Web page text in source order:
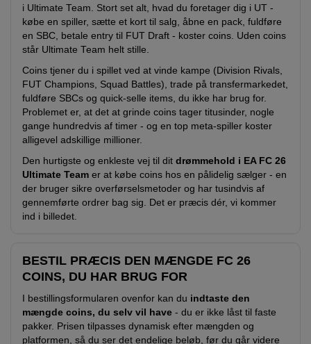
i Ultimate Team. Stort set alt, hvad du foretager dig i UT -
købe en spiller, sætte et kort til salg, åbne en pack, fuldføre
en SBC, betale entry til FUT Draft - koster coins. Uden coins
står Ultimate Team helt stille.
Coins tjener du i spillet ved at vinde kampe (Division Rivals,
FUT Champions, Squad Battles), trade på transfermarkedet,
fuldføre SBCs og quick-selle items, du ikke har brug for.
Problemet er, at det at grinde coins tager titusinder, nogle
gange hundredvis af timer - og en top meta-spiller koster
alligevel adskillige millioner.
Den hurtigste og enkleste vej til dit drømmehold i EA FC 26
Ultimate Team er at købe coins hos en pålidelig sælger - en
der bruger sikre overførselsmetoder og har tusindvis af
gennemførte ordrer bag sig. Det er præcis dér, vi kommer
ind i billedet.
BESTIL PRÆCIS DEN MÆNGDE FC 26
COINS, DU HAR BRUG FOR
I bestillingsformularen ovenfor kan du indtaste den
mængde coins, du selv vil have - du er ikke låst til faste
pakker. Prisen tilpasses dynamisk efter mængden og
platformen, så du ser det endelige beløb, før du går videre